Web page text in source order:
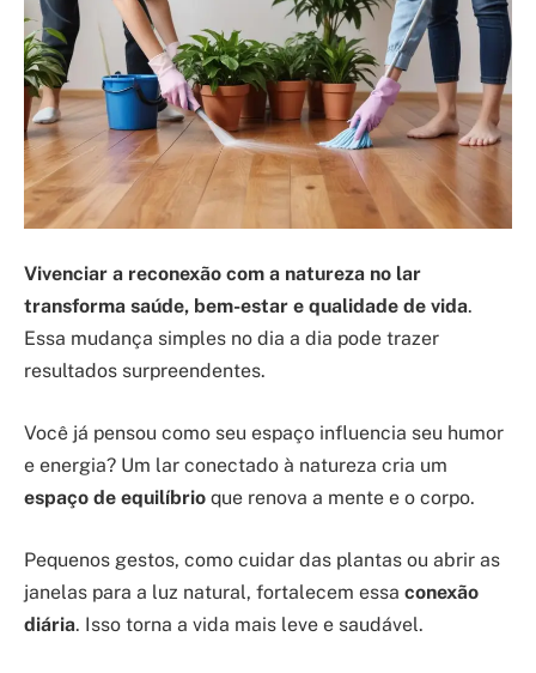
Vivenciar a reconexão com a natureza no lar
transforma saúde, bem-estar e qualidade de vida.
Essa mudança simples no dia a dia pode trazer
resultados surpreendentes.
Você já pensou como seu espaço influencia seu humor
e energia? Um lar conectado à natureza cria um
espaço de equilíbrio que renova a mente e o corpo.
Pequenos gestos, como cuidar das plantas ou abrir as
janelas para a luz natural, fortalecem essa conexão
diária. Isso torna a vida mais leve e saudável.